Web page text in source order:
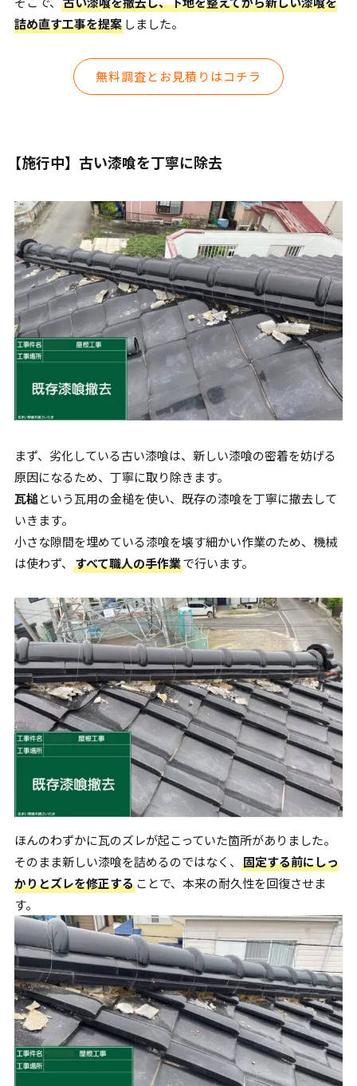
詰め直す工事を提案しました。
無料調査とお見積りはコチラ
【施行中】古い漆喰を丁寧に除去
まず、劣化している古い漆喰は、新しい漆喰の密着を妨げる
原因になるため、丁寧に取り除きます。
瓦槌という瓦用の金槌を使い、既存の漆喰を丁寧に撤去して
いきます。
小さな隙間を埋めている漆喰を壊す細かい作業のため、機械
は使わず、 すべて職人の手作業で行います。
ほんのわずかに瓦のズレが起こっていた箇所がありました。
そのまま新しい漆喰を詰めるのではなく、 固定する前にしっ
かりとズレを修正することで、本来の耐久性を回復させま
す。